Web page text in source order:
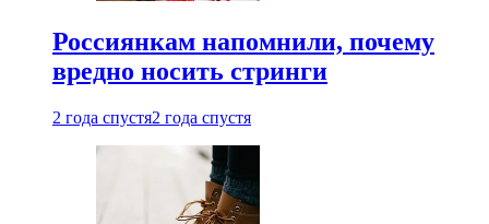
Россиянкам напомнили, почему
вредно носить стринги
2 года спустя2 года спустя